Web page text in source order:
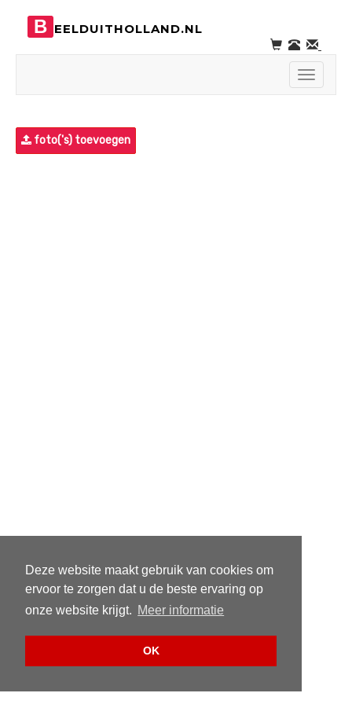
Deze website maakt gebruik van cookies om
ervoor te zorgen dat u de beste ervaring op
onze website krijgt. Meer informatie
OK
B EELDUITHOLLAND.NL
Toggle
foto('s) toevoegen